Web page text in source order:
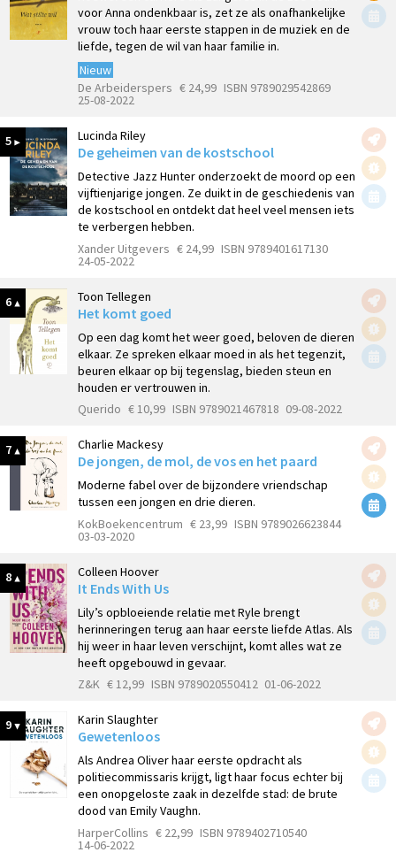
voor Anna ondenkbaar is, zet ze als onafhankelijke
vrouw toch haar eerste stappen in de muziek en de
liefde, tegen de wil van haar familie in.
Nieuw
De Arbeiderspers € 24,99 ISBN 9789029542869
25-08-2022
5 Lucinda Riley
De geheimen van de kostschool
Detective Jazz Hunter onderzoekt de moord op een
vijftienjarige jongen. Ze duikt in de geschiedenis van
de kostschool en ontdekt dat heel veel mensen iets
te verbergen hebben.
Xander Uitgevers € 24,99 ISBN 9789401617130
24-05-2022
6 Toon Tellegen
Het komt goed
Op een dag komt het weer goed, beloven de dieren
elkaar. Ze spreken elkaar moed in als het tegenzit,
beuren elkaar op bij tegenslag, bieden steun en
houden er vertrouwen in.
Querido € 10,99 ISBN 9789021467818 09-08-2022
7 Charlie Mackesy
De jongen, de mol, de vos en het paard
Moderne fabel over de bijzondere vriendschap
tussen een jongen en drie dieren.
KokBoekencentrum € 23,99 ISBN 9789026623844
03-03-2020
8 Colleen Hoover
It Ends With Us
Lily’s opbloeiende relatie met Ryle brengt
herinneringen terug aan haar eerste liefde Atlas. Als
hij weer in haar leven verschijnt, komt alles wat ze
heeft opgebouwd in gevaar.
Z&K € 12,99 ISBN 9789020550412 01-06-2022
9 Karin Slaughter
Gewetenloos
Als Andrea Oliver haar eerste opdracht als
politiecommissaris krijgt, ligt haar focus echter bij
een onopgeloste zaak in dezelfde stad: de brute
dood van Emily Vaughn.
HarperCollins € 22,99 ISBN 9789402710540
14-06-2022